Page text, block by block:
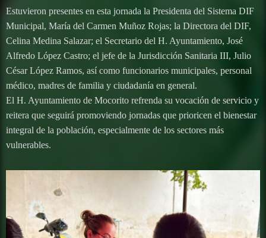
Estuvieron presentes en esta jornada la Presidenta del Sistema DIF
Municipal, María del Carmen Muñoz Rojas; la Directora del DIF,
Celina Medina Salazar; el Secretario del H. Ayuntamiento, José
Alfredo López Castro; el jefe de la Jurisdicción Sanitaria III, Julio
César López Ramos, así como funcionarios municipales, personal
médico, madres de familia y ciudadanía en general.
El H. Ayuntamiento de Mocorito refrenda su vocación de servicio y
reitera que seguirá promoviendo jornadas que prioricen el bienestar
integral de la población, especialmente de los sectores más
vulnerables.